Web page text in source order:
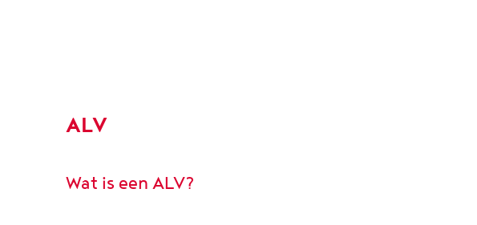
ALV
Wat is een ALV?